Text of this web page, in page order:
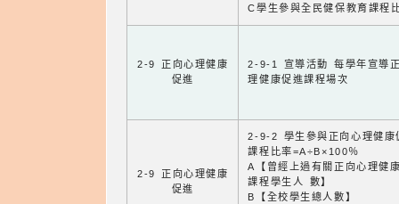
C學生參與全民健保教育課程
2-9 正向心理健康
促進
2-9-1 宣導活動 每學年宣導
理健康促進課程場次
2-9 正向心理健康
促進
2-9-2 學生參與正向心理健康
課程比率=A÷B×100％
A【曾經上過有關正向心理健
課程學生人 數】
B【全校學生總人數】